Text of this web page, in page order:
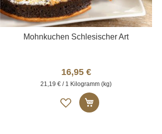
Mohnkuchen Schlesischer Art
16,95 €
21,19 € / 1 Kilogramm (kg)
Auf
die
In den